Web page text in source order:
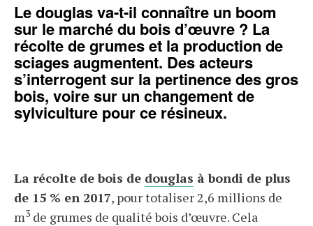
Le douglas va-t-il connaître un boom
sur le marché du bois d’œuvre ? La
récolte de grumes et la production de
sciages augmentent. Des acteurs
s’interrogent sur la pertinence des gros
bois, voire sur un changement de
sylviculture pour ce résineux.
La récolte de bois de douglas à bondi de plus
de 15 % en 2017, pour totaliser 2,6 millions de
m3de grumes de qualité bois d’œuvre. Cela